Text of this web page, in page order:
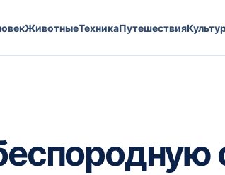
ЖивотныеТехникаПутешествия